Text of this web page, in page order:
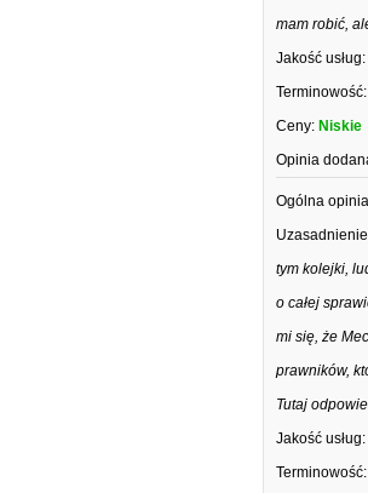
mam robić,
Jakość usług:
Terminowość:
Ceny: Niskie
Opinia
Ogólna
tym kolejki,
o całej
mi się, że
prawników,
Tutaj
Jakość usług:
Terminowość: